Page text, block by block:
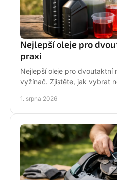
Nejlepší oleje pro
praxi
Nejlepší oleje pro dvoutaktní
vyžínač. Zjistěte, jak vybrat
1. srpna 2026